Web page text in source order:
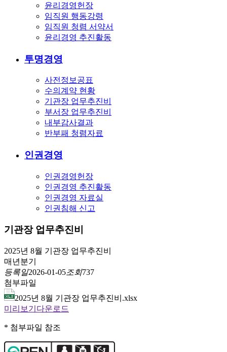
윤리경영헌장
임직원 행동강령
임직원 청렴 서약서
윤리경영 추진활동
투명경영
사전정보공표
수의계약 현황
기관장 업무추진비
부서장 업무추진비
내부감사결과
반부패 청렴자료
인권경영
인권경영헌장
인권경영 추진활동
인권경영 자료실
인권침해 신고
기관장 업무추진비
2025년 8월 기관장 업무추진비
매년 분기
등록일2026-01-05조회737
첨부파일
2025년 8월 기관장 업무추진비.xlsx
미리보기 다운로드
* 첨부파일 참조